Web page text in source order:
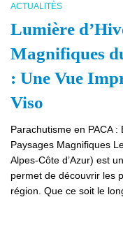
ACTUALITÈS
Lumière
Magnifiques
: Une Vue
Viso
Parachutisme en PACA
Paysages Magnifiques
Alpes-Côte d’Azur) est
permet de découvrir les
région. Que ce soit le